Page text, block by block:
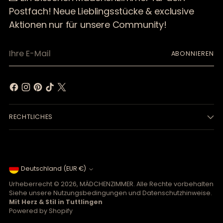
Postfach! Neue Lieblingsstücke & exclusive
Aktionen nur für unsere Community!
E-
ABONNIEREN
RECHTLICHES
Währung
Deutschland (EUR €)
Urheberrecht © 2026, MÄDCHENZIMMER. Alle Rechte vorbehalten
Siehe unsere Nutzungsbedingungen und Datenschutzhinweise.
Mit Herz & Stil in Tuttlingen
Powered by Shopify